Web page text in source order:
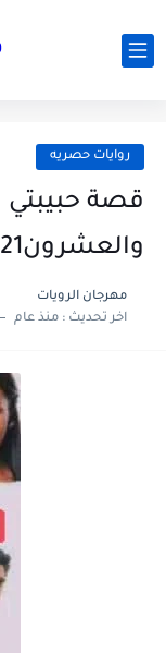
روايات حصريه
قصة
والعشرون21 بقلم بشري الصافي
مهرجان الرويات
اخر تحديث :منذ عام